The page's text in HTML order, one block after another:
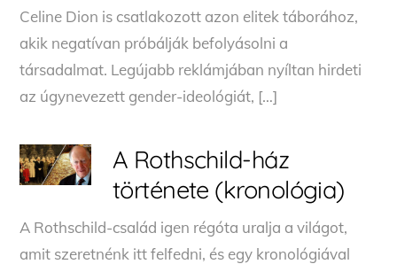
Celine Dion is csatlakozott azon elitek táborához,
akik negatívan próbálják befolyásolni a
társadalmat. Legújabb reklámjában nyíltan hirdeti
az úgynevezett gender-ideológiát, […]
A Rothschild-ház
története (kronológia)
A Rothschild-család igen régóta uralja a világot,
amit szeretnénk itt felfedni, és egy kronológiával